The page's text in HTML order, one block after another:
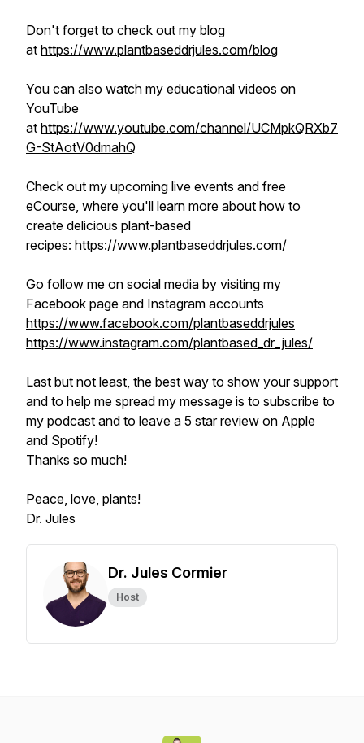
Don't forget to check out my blog
at https://www.plantbaseddrjules.com/blog
You can also watch my educational videos on
YouTube
at https://www.youtube.com/channel/UCMpkQRXb7
G-StAotV0dmahQ
Check out my upcoming live events and free
eCourse, where you'll learn more about how to
create delicious plant-based
recipes: https://www.plantbaseddrjules.com/
Go follow me on social media by visiting my
Facebook page and Instagram accounts
https://www.facebook.com/plantbaseddrjules
https://www.instagram.com/plantbased_dr_jules/
Last but not least, the best way to show your support
and to help me spread my message is to subscribe to
my podcast and to leave a 5 star review on Apple
and Spotify!
Thanks so much!
Peace, love, plants!
Dr. Jules
Dr. Jules Cormier
Host